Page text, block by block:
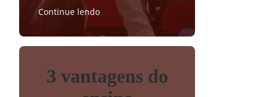
Continue lendo
3 vantagens do